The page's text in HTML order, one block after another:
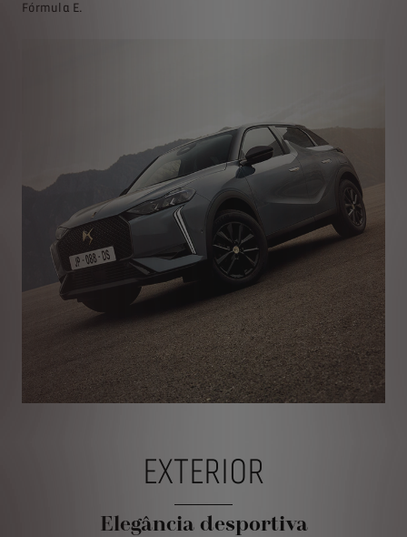
Fórmula E.
EXTERIOR
Elegância desportiva